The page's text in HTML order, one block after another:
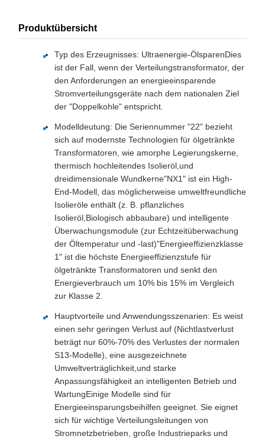
Produktübersicht
Typ des Erzeugnisses: Ultraenergie-ÖlsparenDies
ist der Fall, wenn der Verteilungstransformator, der
den Anforderungen an energieeinsparende
Stromverteilungsgeräte nach dem nationalen Ziel
der "Doppelkohle" entspricht.
Modelldeutung: Die Seriennummer "22" bezieht
sich auf modernste Technologien für ölgetränkte
Transformatoren, wie amorphe Legierungskerne,
thermisch hochleitendes Isolieröl,und
dreidimensionale Wundkerne"NX1" ist ein High-
End-Modell, das möglicherweise umweltfreundliche
Isolieröle enthält (z. B. pflanzliches
Isolieröl,Biologisch abbaubare) und intelligente
Überwachungsmodule (zur Echtzeitüberwachung
der Öltemperatur und -last)"Energieeffizienzklasse
1" ist die höchste Energieeffizienzstufe für
ölgetränkte Transformatoren und senkt den
Energieverbrauch um 10% bis 15% im Vergleich
zur Klasse 2.
Hauptvorteile und Anwendungsszenarien: Es weist
einen sehr geringen Verlust auf (Nichtlastverlust
beträgt nur 60%-70% des Verlustes der normalen
S13-Modelle), eine ausgezeichnete
Umweltverträglichkeit,und starke
Anpassungsfähigkeit an intelligenten Betrieb und
WartungEinige Modelle sind für
Energieeinsparungsbeihilfen geeignet. Sie eignet
sich für wichtige Verteilungsleitungen von
Stromnetzbetrieben, große Industrieparks und